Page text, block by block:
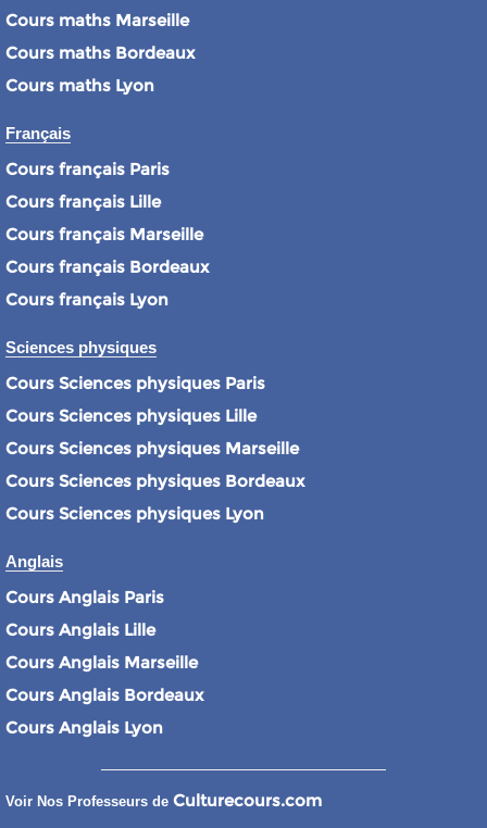
Cours maths Marseille
Cours maths Bordeaux
Cours maths Lyon
Français
Cours français Paris
Cours français Lille
Cours français Marseille
Cours français Bordeaux
Cours français Lyon
Sciences physiques
Cours Sciences physiques Paris
Cours Sciences physiques Lille
Cours Sciences physiques Marseille
Cours Sciences physiques Bordeaux
Cours Sciences physiques Lyon
Anglais
Cours Anglais Paris
Cours Anglais Lille
Cours Anglais Marseille
Cours Anglais Bordeaux
Cours Anglais Lyon
Voir Nos Professeurs de Culturecours.com